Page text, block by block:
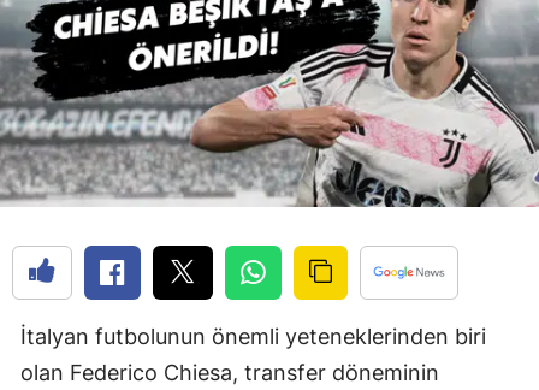
İtalyan futbolunun önemli yeteneklerinden biri
olan Federico Chiesa, transfer döneminin